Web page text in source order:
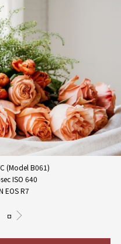
단 기준
기준0.39m
접근 가능한 성능은
창작 옵션을 획기적
묘사를 가능하게 만듭
테이블 사진부터 수준
르기까지, 압도적인 전
든 촬영 씬을 평정합니
(Model B061)
ISO 640
EOS R7